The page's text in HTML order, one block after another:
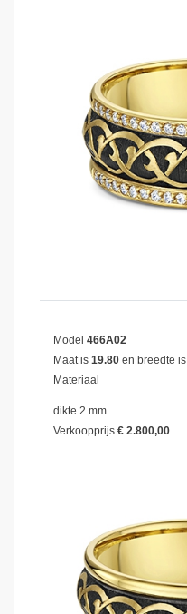
Model 466A02
Maat is 19.80 en breedte is
Materiaal
dikte 2 mm
Verkoopprijs € 2.800,00